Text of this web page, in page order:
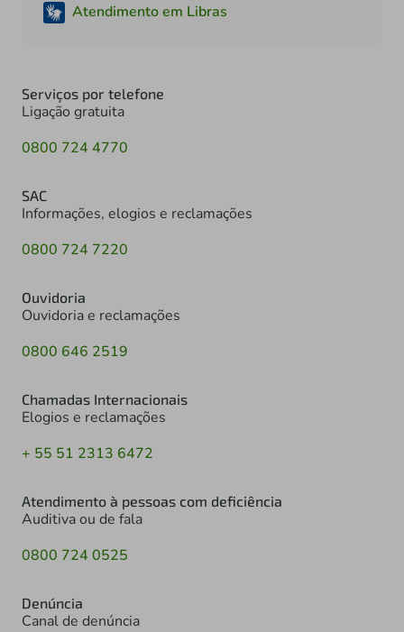
Atendimento em Libras
Serviços por telefone
Ligação gratuita
0800 724 4770
SAC
Informações, elogios e reclamações
0800 724 7220
Ouvidoria
Ouvidoria e reclamações
0800 646 2519
Chamadas Internacionais
Elogios e reclamações
+ 55 51 2313 6472
Atendimento à pessoas com deficiência
Auditiva ou de fala
0800 724 0525
Denúncia
Canal de denúncia